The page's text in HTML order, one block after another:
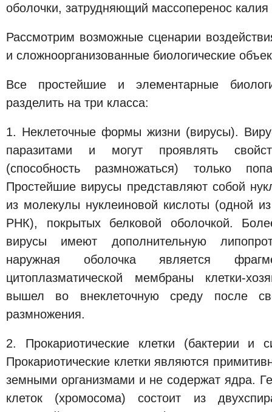
оболочки, затрудняющий массоперенос
Рассмотрим возможные сценарии
и сложноорганизованные биологические
Все простейшие и элементарные
разделить на три класса:
1. Неклеточные формы жизни (вирусы).
паразитами и могут проявлять
(способность размножаться) только
Простейшие вирусы представляют собой
из молекулы нуклеиновой кислоты (одной
РНК), покрытых белковой оболочкой.
вирусы имеют дополнительную
наружная оболочка является
цитоплазматической мембраны клетки-
вышел во внеклеточную среду после
размножения.
2. Прокариотические клетки (бактерии и
Прокариотические клетки являются
земными организмами и не содержат ядра.
клеток (хромосома) состоит из